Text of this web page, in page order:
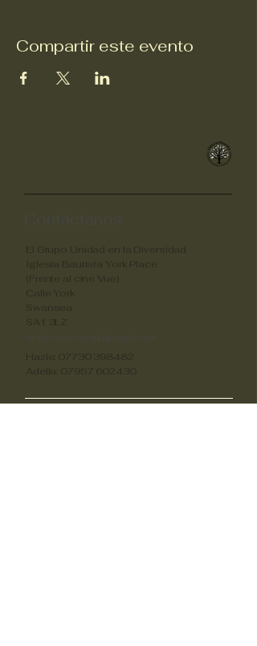
Compartir este evento
Contáctanos
El Grupo Unidad en la Diversidad
Iglesia Bautista York Place
(Frente al cine Vue)
Calle York
Swansea
Hazle: 07730 398482
Adella: 07957 602430